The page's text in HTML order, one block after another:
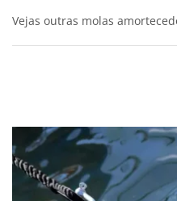
Vejas outras molas